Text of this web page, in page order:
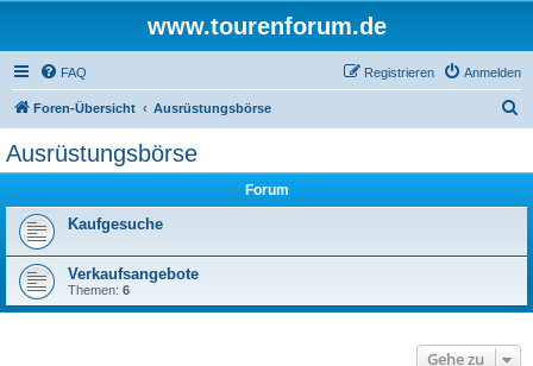
www.tourenforum.de
FAQ Anmelden
Registrieren
Foren-Übersicht Ausrüstungsbörse
Ausrüstungsbörse
Forum
Kaufgesuche
Verkaufsangebote
Themen: 6
Gehe zu